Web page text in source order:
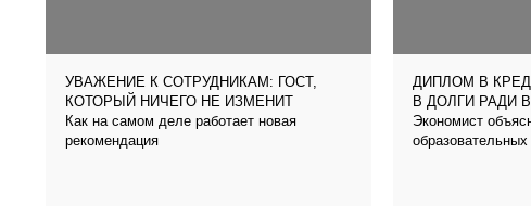
УВАЖЕНИЕ К СОТРУДНИКАМ: ГОСТ,
КОТОРЫЙ НИЧЕГО НЕ ИЗМЕНИТ
Как на самом деле работает новая
рекомендация
ДИПЛОМ В
В ДОЛГИ РАДИ
Экономист